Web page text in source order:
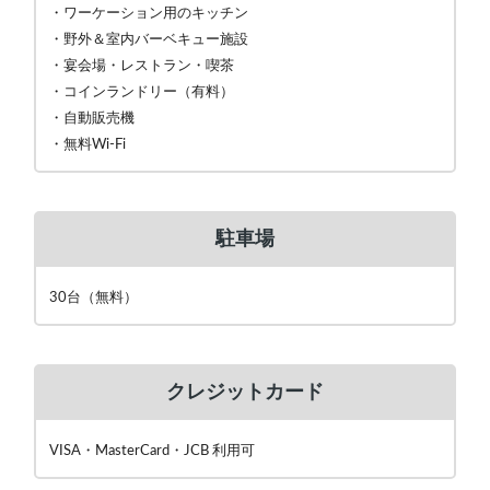
・ワーケーション用のキッチン
・野外＆室内バーベキュー施設
・宴会場・レストラン・喫茶
・コインランドリー（有料）
・自動販売機
・無料Wi-Fi
駐車場
30台（無料）
クレジットカード
VISA・MasterCard・JCB 利用可